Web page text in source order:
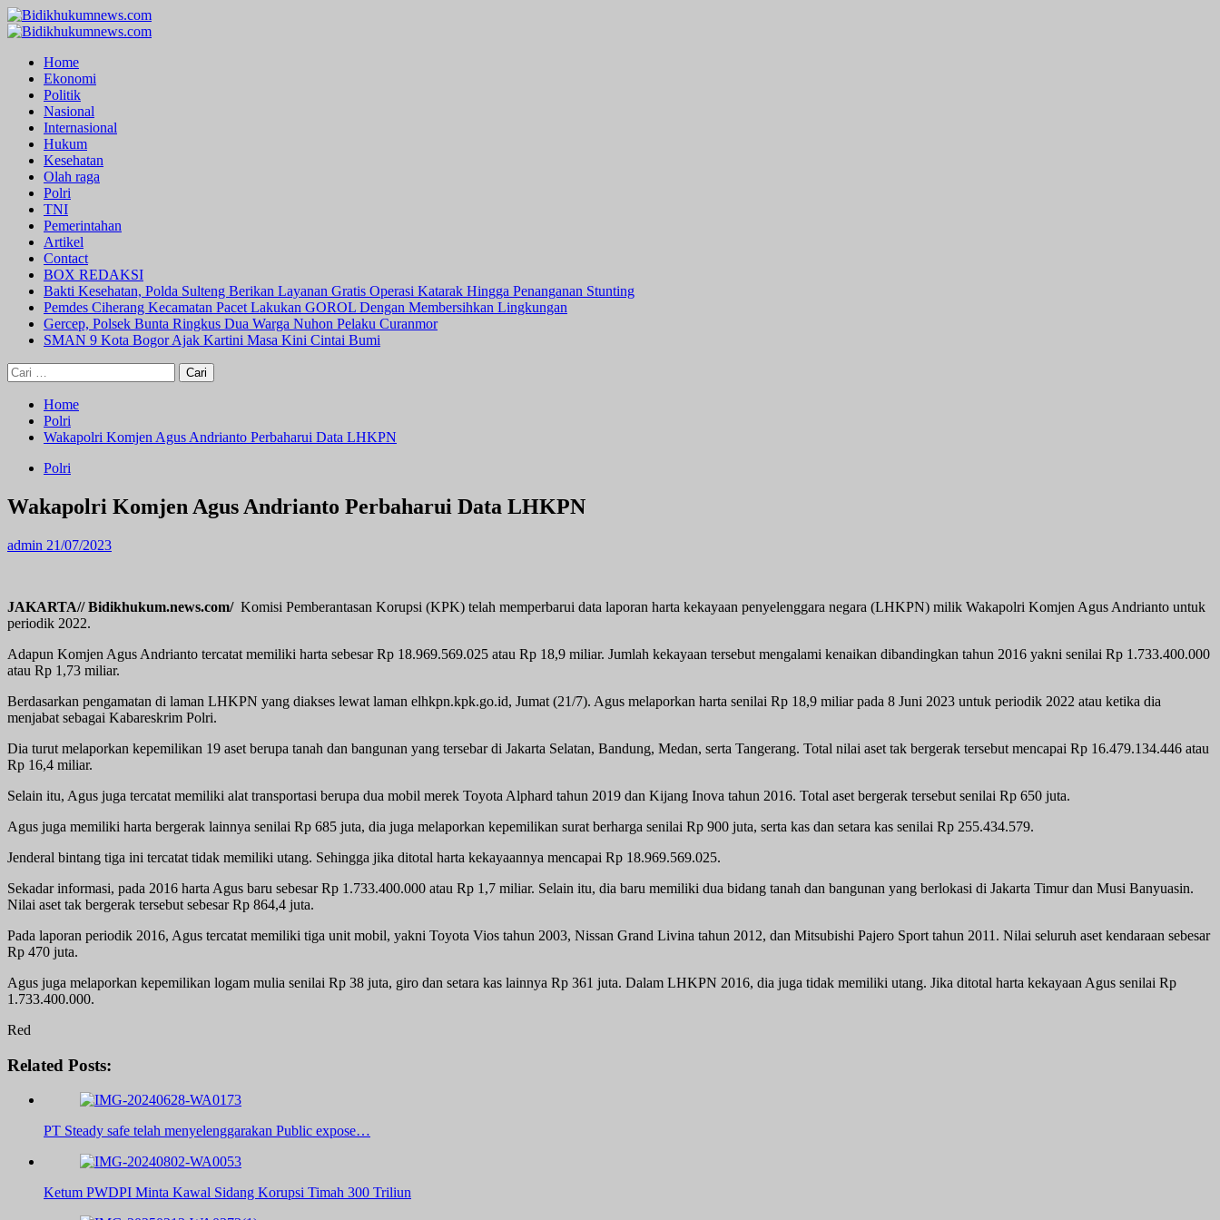
Skip
to
Primary
Home
Ekonomi
Politik
Nasional
Internasional
Hukum
Kesehatan
Olah raga
Polri
TNI
Pemerintahan
Artikel
Contact
BOX REDAKSI
Bakti Kesehatan, Polda Sulteng Berikan Layanan Gratis Operasi Katarak Hingga Penanganan Stunting
Pemdes Ciherang Kecamatan Pacet Lakukan GOROL Dengan Membersihkan Lingkungan
Gercep, Polsek Bunta Ringkus Dua Warga Nuhon Pelaku Curanmor
SMAN 9 Kota Bogor Ajak Kartini Masa Kini Cintai Bumi
Cari
untuk:
Home
Polri
Wakapolri Komjen Agus Andrianto Perbaharui Data LHKPN
Polri
Wakapolri Komjen Agus Andrianto Perbaharui Data LHKPN
admin 21/07/2023
JAKARTA// Bidikhukum.news.com/ Komisi Pemberantasan Korupsi (KPK) telah memperbarui data laporan harta kekayaan penyelenggara negara (LHKPN) milik Wakapolri Komjen Agus Andrianto untuk
periodik 2022.
Adapun Komjen Agus Andrianto tercatat memiliki harta sebesar Rp 18.969.569.025 atau Rp 18,9 miliar. Jumlah kekayaan tersebut mengalami kenaikan dibandingkan tahun 2016 yakni senilai Rp 1.733.400.000
atau Rp 1,73 miliar.
Berdasarkan pengamatan di laman LHKPN yang diakses lewat laman elhkpn.kpk.go.id, Jumat (21/7). Agus melaporkan harta senilai Rp 18,9 miliar pada 8 Juni 2023 untuk periodik 2022 atau ketika dia
menjabat sebagai Kabareskrim Polri.
Dia turut melaporkan kepemilikan 19 aset berupa tanah dan bangunan yang tersebar di Jakarta Selatan, Bandung, Medan, serta Tangerang. Total nilai aset tak bergerak tersebut mencapai Rp 16.479.134.446 atau
Rp 16,4 miliar.
Selain itu, Agus juga tercatat memiliki alat transportasi berupa dua mobil merek Toyota Alphard tahun 2019 dan Kijang Inova tahun 2016. Total aset bergerak tersebut senilai Rp 650 juta.
Agus juga memiliki harta bergerak lainnya senilai Rp 685 juta, dia juga melaporkan kepemilikan surat berharga senilai Rp 900 juta, serta kas dan setara kas senilai Rp 255.434.579.
Jenderal bintang tiga ini tercatat tidak memiliki utang. Sehingga jika ditotal harta kekayaannya mencapai Rp 18.969.569.025.
Sekadar informasi, pada 2016 harta Agus baru sebesar Rp 1.733.400.000 atau Rp 1,7 miliar. Selain itu, dia baru memiliki dua bidang tanah dan bangunan yang berlokasi di Jakarta Timur dan Musi Banyuasin.
Nilai aset tak bergerak tersebut sebesar Rp 864,4 juta.
Pada laporan periodik 2016, Agus tercatat memiliki tiga unit mobil, yakni Toyota Vios tahun 2003, Nissan Grand Livina tahun 2012, dan Mitsubishi Pajero Sport tahun 2011. Nilai seluruh aset kendaraan sebesar
Rp 470 juta.
Agus juga melaporkan kepemilikan logam mulia senilai Rp 38 juta, giro dan setara kas lainnya Rp 361 juta. Dalam LHKPN 2016, dia juga tidak memiliki utang. Jika ditotal harta kekayaan Agus senilai Rp
1.733.400.000.
Red
Related Posts:
PT Steady safe telah menyelenggarakan Public expose…
Ketum PWDPI Minta Kawal Sidang Korupsi Timah 300 Triliun